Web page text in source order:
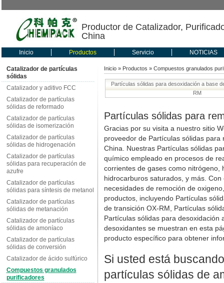
Productor de Catalizador,
China
Inicio Productos Servicio NOTICIAS
Catalizador de partículas
sólidas
Catalizador y aditivo FCC
Catalizador de partículas
sólidas de reformado
Catalizador de partículas
sólidas de isomerización
Catalizador de partículas
sólidas de hidrogenación
Catalizador de partículas
sólidas para recuperación de
azufre
Catalizador de partículas
sólidas para síntesis de metanol
Catalizador de partículas
sólidas de metanación
Catalizador de partículas
sólidas de amoníaco
Catalizador de partículas
sólidas de conversión
Catalizador de ácido sulfúrico
Compuestos granulados
purificadores
Inicio» Productos » Compuestos granulados
Partículas sólidas para desoxidación a base
RM
Partículas sólidas para
Gracias por su visita a nuestro sitio
proveedor de Partículas sólidas
China. Nuestras Partículas sólidas
químico empleado en procesos de
corrientes de gases como nitrógeno,
hidrocarburos saturados, y más.
necesidades de remoción de
productos, incluyendo Partículas
de transición OX-RM, Partículas
Partículas sólidas para desoxidación
desoxidantes se muestran en esta
producto específico para obtener
Si usted está
partículas sólidas de